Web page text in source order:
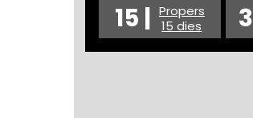
15 | Propers
15 dies